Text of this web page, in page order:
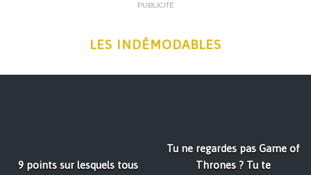
PUBLICITÉ
LES INDÉMODABLES
9 points sur lesquels tous
Tu ne regardes pas Game of
Thrones ? Tu te